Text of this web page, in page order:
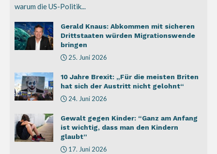
warum die US-Politik...
Gerald Knaus: Abkommen mit sicheren
Drittstaaten würden Migrationswende
bringen
25. Juni 2026
10 Jahre Brexit: „Für die meisten Briten
hat sich der Austritt nicht gelohnt“
24. Juni 2026
Gewalt gegen Kinder: “Ganz am Anfang
ist wichtig, dass man den Kindern
glaubt”
17. Juni 2026